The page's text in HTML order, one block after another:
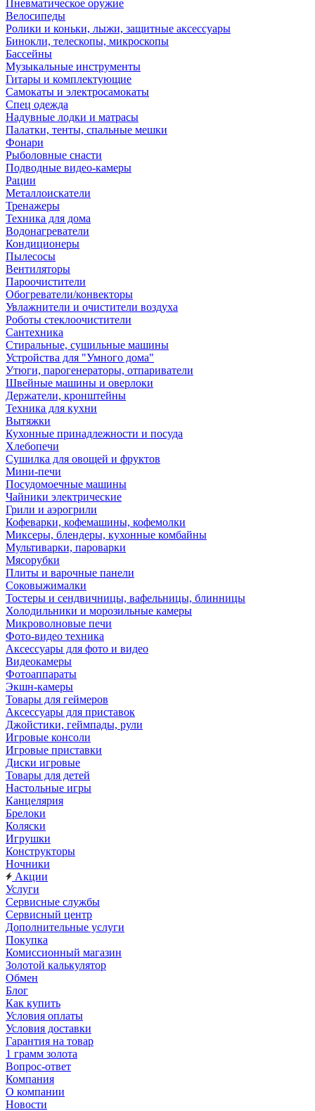
Пневматическое оружие
Велосипеды
Ролики и коньки, лыжи, защитные аксессуары
Бинокли, телескопы, микроскопы
Бассейны
Музыкальные инструменты
Гитары и комплектующие
Самокаты и электросамокаты
Спец одежда
Надувные лодки и матрасы
Палатки, тенты, спальные мешки
Фонари
Рыболовные снасти
Подводные видео-камеры
Рации
Металлоискатели
Тренажеры
Техника для дома
Водонагреватели
Кондиционеры
Пылесосы
Вентиляторы
Пароочистители
Обогреватели/конвекторы
Увлажнители и очистители воздуха
Роботы стеклоочистители
Сантехника
Стиральные, сушильные машины
Устройства для "Умного дома"
Утюги, парогенераторы, отпариватели
Швейные машины и оверлоки
Держатели, кронштейны
Техника для кухни
Вытяжки
Кухонные принадлежности и посуда
Хлебопечи
Сушилка для овощей и фруктов
Мини-печи
Посудомоечные машины
Чайники электрические
Грили и аэрогрили
Кофеварки, кофемашины, кофемолки
Миксеры, блендеры, кухонные комбайны
Мультиварки, пароварки
Мясорубки
Плиты и варочные панели
Соковыжималки
Тостеры и сендвичницы, вафельницы, блинницы
Холодильники и морозильные камеры
Микроволновые печи
Фото-видео техника
Аксессуары для фото и видео
Видеокамеры
Фотоаппараты
Экшн-камеры
Товары для геймеров
Аксессуары для приставок
Джойстики, геймпады, рули
Игровые консоли
Игровые приставки
Диски игровые
Товары для детей
Настольные игры
Канцелярия
Брелоки
Коляски
Игрушки
Конструкторы
Ночники
Акции
Услуги
Сервисные службы
Сервисный центр
Дополнительные услуги
Покупка
Комиссионный магазин
Золотой калькулятор
Обмен
Блог
Как купить
Условия оплаты
Условия доставки
Гарантия на товар
1 грамм золота
Вопрос-ответ
Компания
О компании
Новости